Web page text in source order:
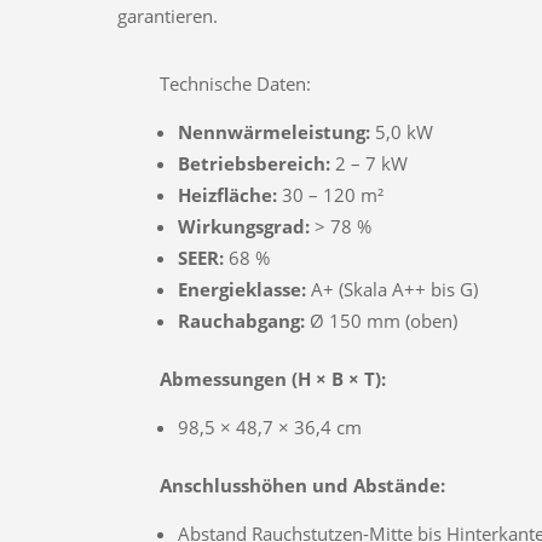
garantieren.
Technische Daten:
Nennwärmeleistung: 5,0 kW
Betriebsbereich: 2 – 7 kW
Heizfläche: 30 – 120 m²
Wirkungsgrad: > 78 %
SEER: 68 %
Energieklasse: A+ (Skala A++ bis G)
Rauchabgang: Ø 150 mm (oben)
Abmessungen (H × B × T):
98,5 × 48,7 × 36,4 cm
Anschlusshöhen und Abstände:
Abstand Rauchstutzen-Mitte bis